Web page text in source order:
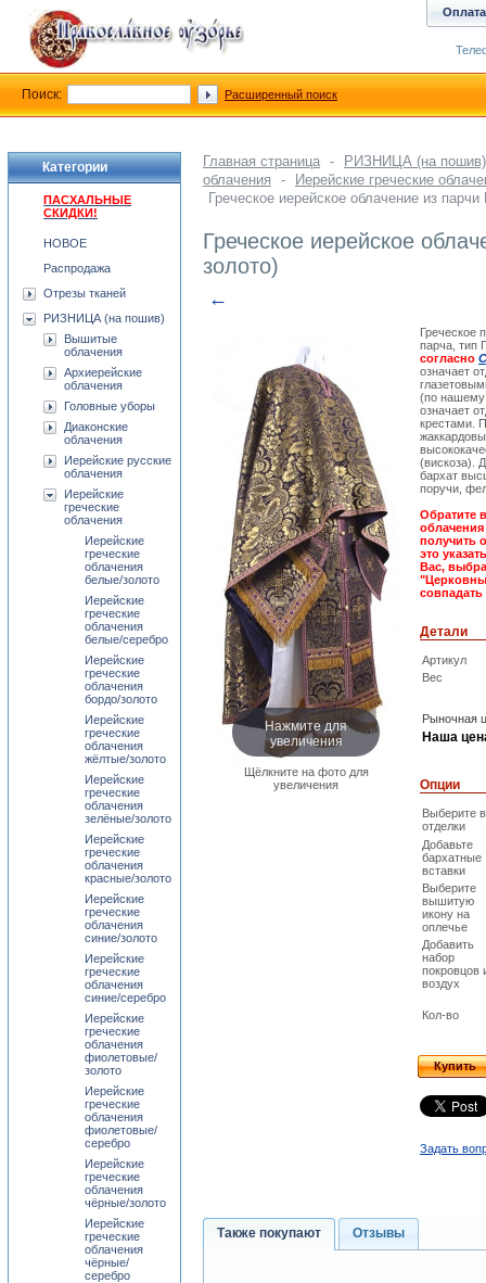
Главная страница -
РИЗНИЦА (на пошив)
облачения
-
Иерейские греческие
Греческое иерейское облачение из
Греческое иерейское
золото)
←
Нажмите для
увеличения
Щёлкните на фото для
увеличения
Греческое
парча, тип
согласно
означает
(по нашему
означает
крестами.
(вискоза).
бархат
поручи,
Обратите
получить
это
Вас,
совпадать
Детали
Артикул
Вес
Рыночная
Наша
Опции
Выберите
отделки
Добавьте
бархатные
вставки
Выберите
вышитую
икону на
оплечье
Добавить
набор
покровцов
воздух
Кол-во
Купить
Задать
Также покупают Отзывы
Категории
ПАСХАЛЬНЫЕ
СКИДКИ!
НОВОЕ
Распродажа
Отрезы тканей
РИЗНИЦА (на пошив)
Вышитые
облачения
Архиерейские
облачения
Головные уборы
Диаконские
облачения
Иерейские русские
облачения
Иерейские
греческие
облачения
Иерейские
греческие
облачения
белые/золото
Иерейские
греческие
облачения
белые/серебро
Иерейские
греческие
облачения
бордо/золото
Иерейские
греческие
облачения
жёлтые/золото
Иерейские
греческие
облачения
зелёные/золото
Иерейские
греческие
облачения
красные/золото
Иерейские
греческие
облачения
синие/золото
Иерейские
греческие
облачения
синие/серебро
Иерейские
греческие
облачения
фиолетовые/
золото
Иерейские
греческие
облачения
фиолетовые/
серебро
Иерейские
греческие
облачения
чёрные/золото
Иерейские
греческие
облачения
чёрные/
серебро
Оплата
Поиск: Расширенный поиск